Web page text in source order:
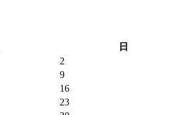
日
2
9
16
23